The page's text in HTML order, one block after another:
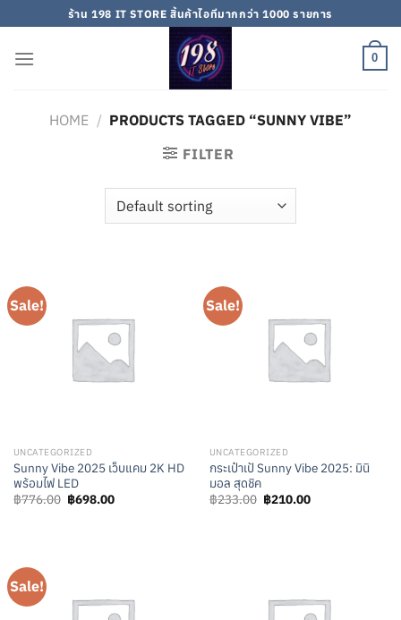
to
content
ร้าน 198 IT STORE สิ้นค้าไอทีมากกว่า 1000 รายการ
0
HOME / PRODUCTS TAGGED “SUNNY VIBE”
FILTER
Sale!
UNCATEGORIZED
Sunny Vibe 2025 เว็บแคม 2K HD
พร้อมไฟ LED
฿776.00 Original
price
฿698.00Current
Sale!
UNCATEGORIZED
กระเป๋าเป้ Sunny Vibe 2025: มินิ
มอล สุดชิค
฿233.00 Original
price
฿210.00Current
Sale!